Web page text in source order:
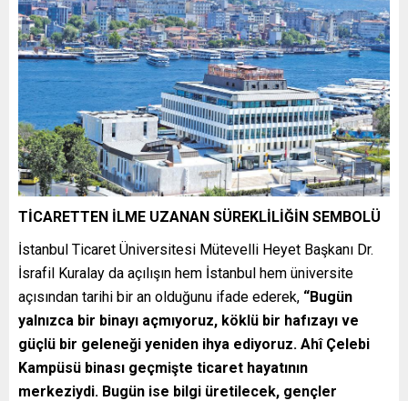
TİCARETTEN İLME UZANAN SÜREKLİLİĞİN SEMBOLÜ
İstanbul Ticaret Üniversitesi Mütevelli Heyet Başkanı Dr.
İsrafil Kuralay da açılışın hem İstanbul hem üniversite
açısından tarihi bir an olduğunu ifade ederek, “Bugün
yalnızca bir binayı açmıyoruz, köklü bir hafızayı ve
güçlü bir geleneği yeniden ihya ediyoruz. Ahî Çelebi
Kampüsü binası geçmişte ticaret hayatının
merkeziydi. Bugün ise bilgi üretilecek, gençler